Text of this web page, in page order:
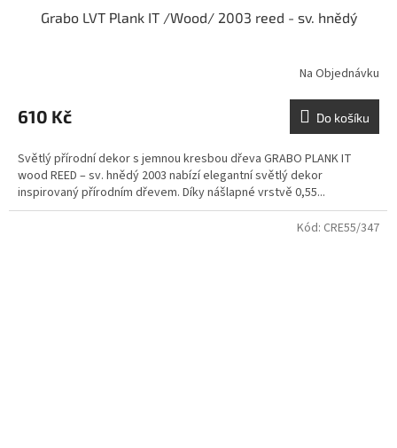
Grabo LVT Plank IT /Wood/ 2003 reed - sv. hnědý
Na Objednávku
610 Kč Do košíku
Světlý přírodní dekor s jemnou kresbou dřeva GRABO PLANK IT
wood REED – sv. hnědý 2003 nabízí elegantní světlý dekor
inspirovaný přírodním dřevem. Díky nášlapné vrstvě 0,55...
Kód: CRE55/347